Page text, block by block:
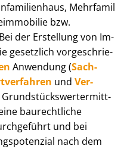
Mehr­fa­mi­l
bzw.
der Erstellung von Im­
gesetzlich vor­ge­schrie­
Anwendung (Sach­
und Ver­
Grund­stücks­wert­ermitt­
baurechtliche
und bei
nach dem